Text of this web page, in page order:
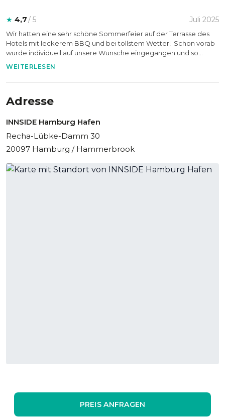
★ 4,7/ 5 Juli 2025
Wir hatten eine sehr schöne Sommerfeier auf der Terrasse des
Hotels mit leckerem BBQ und bei tollstem Wetter! Schon vorab
wurde individuell auf unsere Wünsche eingegangen und so
WEITERLESEN
Adresse
INNSIDE Hamburg Hafen
Recha-Lübke-Damm 30
20097 Hamburg / Hammerbrook
PREIS ANFRAGEN